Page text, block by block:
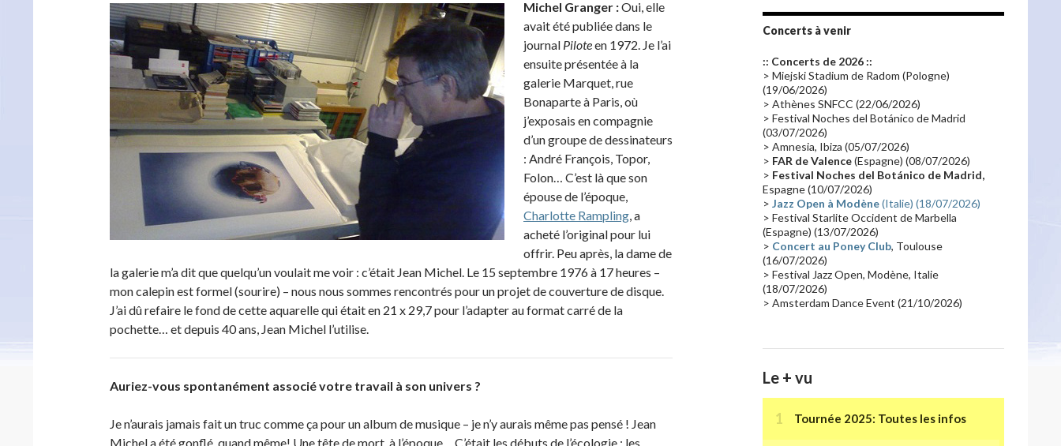
Michel Granger :Oui, elle
avait été publiée dans le
journal Piloteen 1972. Je l’ai
ensuite présentée à la
galerie Marquet, rue
Bonaparte à Paris, où
j’exposais en compagnie
d’un groupe de dessinateurs
: André François, Topor,
Folon… C’est là que son
épouse de l’époque,
Charlotte Rampling, a
acheté l’original pour lui
offrir. Peu après, la dame de
la galerie m’a dit que quelqu’un voulait me voir : c’était Jean Michel. Le 15 septembre 1976 à 17 heures –
mon calepin est formel (sourire) – nous nous sommes rencontrés pour un projet de couverture de disque.
J’ai dû refaire le fond de cette aquarelle qui était en 21 x 29,7 pour l’adapter au format carré de la
pochette… et depuis 40 ans, Jean Michel l’utilise.
Auriez-vous spontanément associé votre travail à son univers ?
Je n’aurais jamais fait un truc comme ça pour un album de musique – je n’y aurais même pas pensé ! Jean
Michel a été gonflé, quand même! Une tête de mort, à l’époque… C’était les débuts de l’écologie ; les
Promo 2019
Emissions 2010 Disques rares
Synthé 70's(20)
Claviériste(19) Groupe de Recherche Musicale
France 2 (18)
Critique(17) Coffret(17) Chronologie(16)
Passages radio(16)
Synthé 80's(16) Les concerts en Chine (16)
Cinéma(16) Houston
Synthé Roland Belgique
Récompense(14) Collaborations 70's(14)
Astronomie(14) France Inter(14)
Concerts à venir
:: Concerts de 2026 ::
> Miejski Stadium de Radom (Pologne)
(19/06/2026)
> Athènes SNFCC (22/06/2026)
> Festival Noches del Botánico de Madrid
(03/07/2026)
> Amnesia, Ibiza (05/07/2026)
> FAR de Valence(Espagne) (08/07/2026)
> Festival Noches del Botánico de Madrid,
Espagne (10/07/2026)
> Jazz Open à Modène(Italie) (18/07/2026)
> Festival Starlite Occident de Marbella
(Espagne) (13/07/2026)
> Concert au Poney Club, Toulouse
(16/07/2026)
> Festival Jazz Open, Modène, Italie
(18/07/2026)
> Amsterdam Dance Event (21/10/2026)
Le + vu